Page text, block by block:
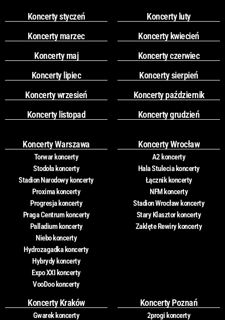
Koncerty styczeń
Koncerty luty
Koncerty marzec
Koncerty kwiecień
Koncerty maj
Koncerty czerwiec
Koncerty lipiec
Koncerty sierpień
Koncerty wrzesień
Koncerty październik
Koncerty listopad
Koncerty grudzień
Koncerty Warszawa
Torwar koncerty
Stodoła koncerty
Stadion Narodowy koncerty
Proxima koncerty
Progresja koncerty
Praga Centrum koncerty
Palladium koncerty
Niebo koncerty
Hydrozagadka koncerty
Hybrydy koncerty
Expo XXI koncerty
VooDoo koncerty
Koncerty Wrocław
A2 koncerty
Hala Stulecia koncerty
Łącznik koncerty
NFM koncerty
Stadion Wrocław koncerty
Stary Klasztor koncerty
Zaklęte Rewiry koncerty
Koncerty Kraków
Gwarek koncerty
Koncerty Poznań
2progi koncerty